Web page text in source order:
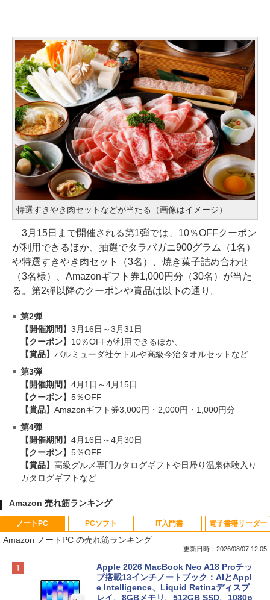
特選すきやき肉セットなどが当たる（画像はイメージ）
3月15日まで開催される第1弾では、10％OFFクーポン
が利用できるほか、抽選でタラバガニ900グラム（1名）
や特選すきやき肉セット（3名）、焼き菓子詰め合わせ
（3名様）、Amazonギフト券1,000円分（30名）が当た
る。第2弾以降のクーポンや賞品は以下の通り。
第2弾
【開催期間】 3月16日～3月31日
【クーポン】 10％OFFが利用できるほか、
【賞品】 バルミューダ社ケトルや高級今治タオルセットなど
第3弾
【開催期間】 4月1日～4月15日
【クーポン】 5％OFF
【賞品】 Amazonギフト券3,000円・2,000円・1,000円分
第4弾
【開催期間】 4月16日～4月30日
【クーポン】 5％OFF
【賞品】 高級グルメ専門カタログギフトや日帰り温泉体験入り
カタログギフトなど
Amazon 売れ筋ランキング
ノートPC
Amazon ノートPC の売れ筋ランキング
更新日時：2026/08/07 12:05
Apple 2026 MacBook Neo A18 Proチッ
プ搭載13インチノートブック：AIとAppl
e Intelligence、Liquid Retinaディスプ
レイ、8GBメモリ、512GB SSD、1080p
PCソフト IT入門書 電子書籍リーダー